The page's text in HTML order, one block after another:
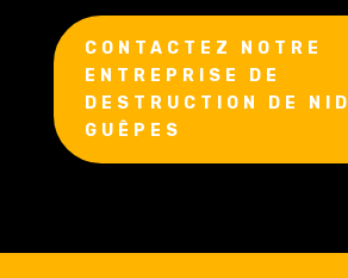
CONTACTEZ NOTRE
ENTREPRISE DE
DESTRUCTION DE
GUÊPES